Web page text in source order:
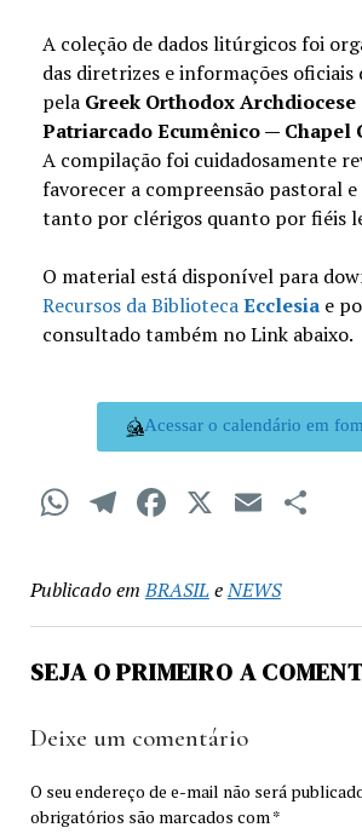
A coleção de dados litúrgicos foi
das diretrizes e informações oficiais
pela Greek Orthodox
Patriarcado Ecumênico — Chapel
A compilação foi cuidadosamente
favorecer a compreensão pastoral
tanto por clérigos quanto por fiéis
O material está disponível para
Recursos da BibliotecaEcclesiae
consultado também no Link abaixo.
Acessar o calendário em
WhatsApp
Telegram
Facebook
X Email
Publicado em BRASILeNEWS
SEJA O PRIMEIRO A
Deixe um comentário
O seu endereço de e-mail não será
obrigatórios são marcados com*